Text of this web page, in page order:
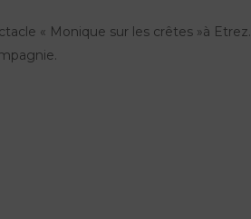
« Monique sur les crêtes »à Etrez.